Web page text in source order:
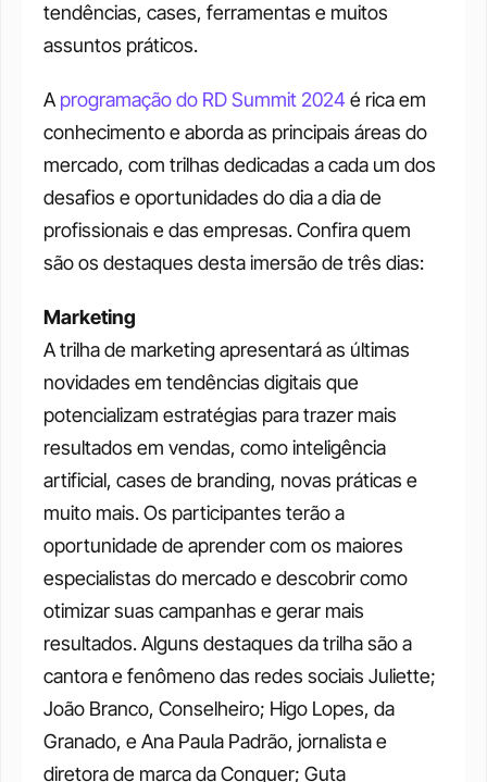
tendências, cases, ferramentas e muitos
assuntos práticos.
A programação do RD Summit 2024 é rica em
conhecimento e aborda as principais áreas do
mercado, com trilhas dedicadas a cada um dos
desafios e oportunidades do dia a dia de
profissionais e das empresas. Confira quem
são os destaques desta imersão de três dias:
Marketing
A trilha de marketing apresentará as últimas
novidades em tendências digitais que
potencializam estratégias para trazer mais
resultados em vendas, como inteligência
artificial, cases de branding, novas práticas e
muito mais. Os participantes terão a
oportunidade de aprender com os maiores
especialistas do mercado e descobrir como
otimizar suas campanhas e gerar mais
resultados. Alguns destaques da trilha são a
cantora e fenômeno das redes sociais Juliette;
João Branco, Conselheiro; Higo Lopes, da
Granado, e Ana Paula Padrão, jornalista e
diretora de marca da Conquer; Guta